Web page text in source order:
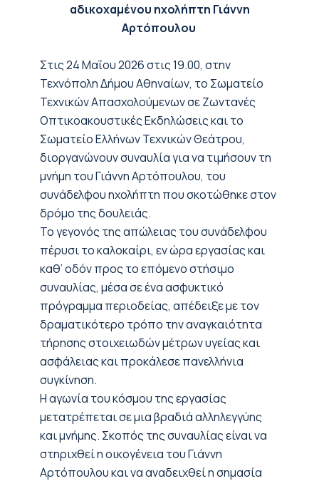
αδικοχαμένου ηχολήπτη Γιάννη
Αρτόπουλου
Στις 24 Μαΐου 2026 στις 19.00, στην
Τεχνόπολη Δήμου Αθηναίων, το Σωματείο
Τεχνικών Απασχολούμενων σε Ζωντανές
Οπτικοακουστικές Εκδηλώσεις και το
Σωματείο Ελλήνων Τεχνικών Θεάτρου,
διοργανώνουν συναυλία για να τιμήσουν τη
μνήμη του Γιάννη Αρτόπουλου, του
συνάδελφου ηχολήπτη που σκοτώθηκε στον
δρόμο της δουλειάς.
Το γεγονός της απώλειας του συνάδελφου
πέρυσι το καλοκαίρι, εν ώρα εργασίας και
καθ’ οδόν προς το επόμενο στήσιμο
συναυλίας, μέσα σε ένα ασφυκτικό
πρόγραμμα περιοδείας, απέδειξε με τον
δραματικότερο τρόπο την αναγκαιότητα
τήρησης στοιχειωδών μέτρων υγείας και
ασφάλειας και προκάλεσε πανελλήνια
συγκίνηση.
Η αγωνία του κόσμου της εργασίας
μετατρέπεται σε μια βραδιά αλληλεγγύης
και μνήμης. Σκοπός της συναυλίας είναι να
στηριχθεί η οικογένεια του Γιάννη
Αρτόπουλου και να αναδειχθεί η σημασία